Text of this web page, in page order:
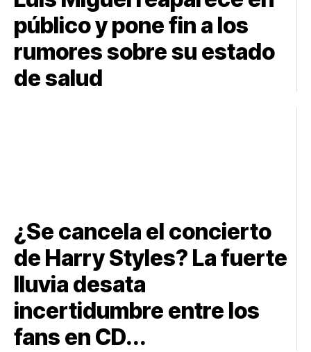
público y pone fin a los
rumores sobre su estado
de salud
¿Se cancela el concierto
de Harry Styles? La fuerte
lluvia desata
incertidumbre entre los
fans en CD...